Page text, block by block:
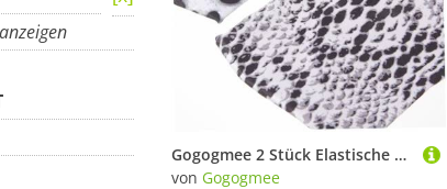
Gogogmee 2 Stück Elastische Sport Stirnbänder Schweißabsorbierend Atmungsaktiv für Yoga Laufen Workout Damen Herren Modisch Dekorativ
von Gogogmee